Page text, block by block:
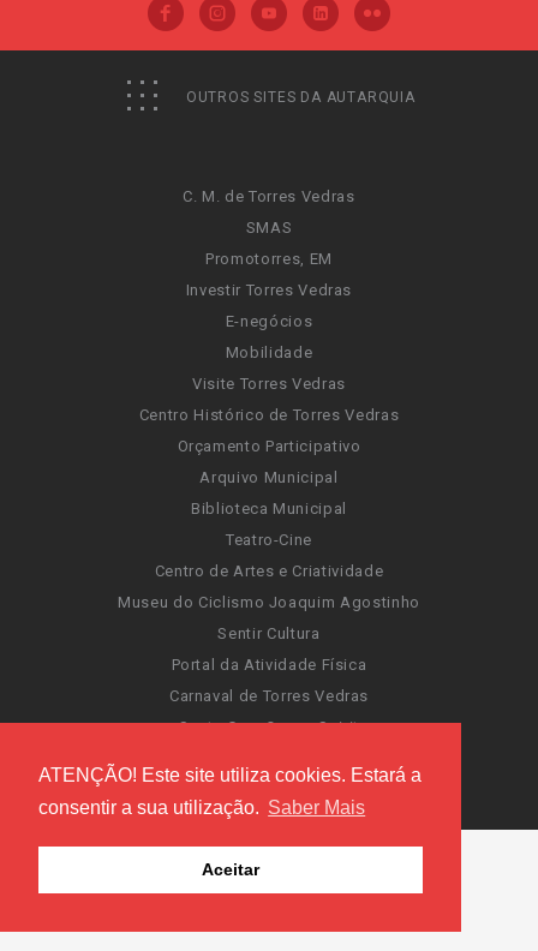
ATENÇÃO! Este site utiliza cookies. Estará a
consentir a sua utilização. Saber Mais
Aceitar
OUTROS SITES DA AUTARQUIA
C. M. de Torres Vedras
SMAS
Promotorres, EM
Investir Torres Vedras
E-negócios
Mobilidade
Visite Torres Vedras
Centro Histórico de Torres Vedras
Orçamento Participativo
Arquivo Municipal
Biblioteca Municipal
Teatro-Cine
Centro de Artes e Criatividade
Museu do Ciclismo Joaquim Agostinho
Sentir Cultura
Portal da Atividade Física
Carnaval de Torres Vedras
Santa Cruz Ocean Spirit